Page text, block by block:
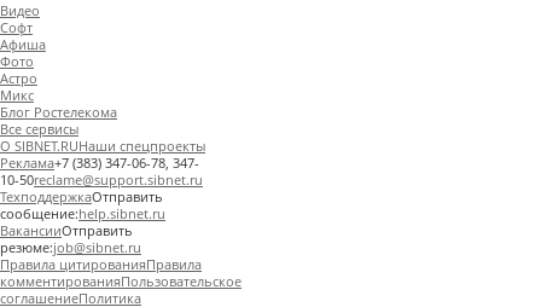
Видео
Софт
Афиша
Фото
Астро
Микс
Блог Ростелекома
Все сервисы
О SIBNET.RUНаши спецпроекты
Реклама+7 (383) 347-06-78, 347-
10-50reclame@support.sibnet.ru
ТехподдержкаОтправить
сообщение:help.sibnet.ru
ВакансииОтправить
резюме:job@sibnet.ru
Правила цитированияПравила
комментированияПользовательское
соглашениеПолитика